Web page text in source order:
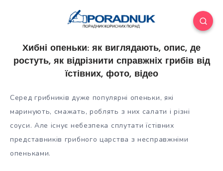
Хибні опеньки: як виглядають, опис, де
ростуть, як відрізнити справжніх грибів від
їстівних, фото, відео
Серед грибників дуже популярні опеньки, які
маринують, смажать, роблять з них салати і різні
соуси. Але існує небезпека сплутати їстівних
представників грибного царства з несправжніми
опеньками.